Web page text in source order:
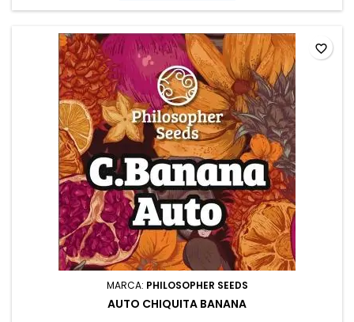
y...
MARCA: PHILOSOPHER SEEDS
AUTO CHIQUITA BANANA
favorite_border